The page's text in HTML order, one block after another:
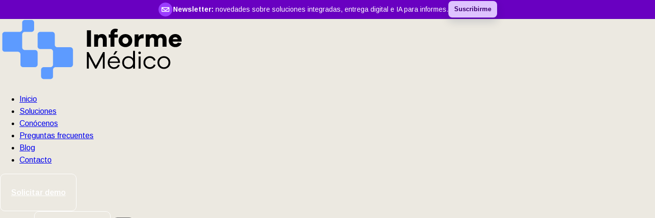
Newsletter: novedades sobre soluciones integradas, entrega digital e IA para informes. Suscribirme
Inicio
Soluciones
Conócenos
Preguntas frecuentes
Blog
Contacto
Solicitar demo